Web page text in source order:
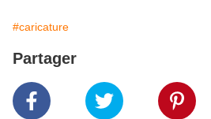
#caricature
Partager